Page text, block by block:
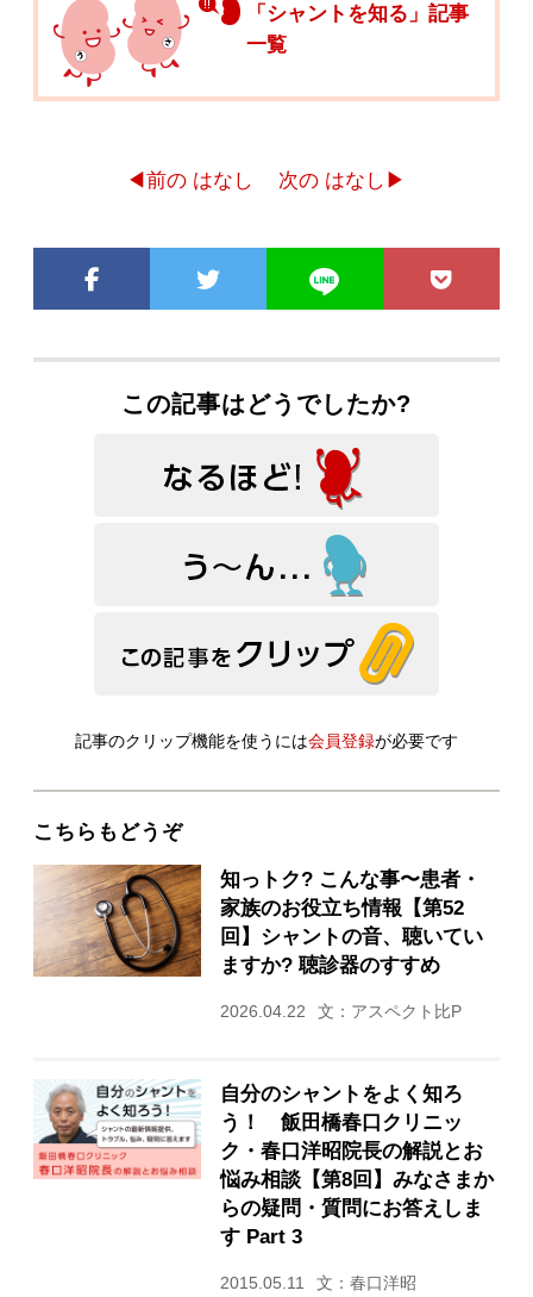
「シャントを知る」記事
一覧
◀前の はなし 次の はなし▶
この記事はどうでしたか?
記事のクリップ機能を使うには会員登録が必要です
こちらもどうぞ
知っトク? こんな事〜患者・
家族のお役立ち情報【第52
回】シャントの音、聴いてい
ますか? 聴診器のすすめ
2026.04.22 文：アスペクト比P
自分のシャントをよく知ろ
う！ 飯田橋春口クリニッ
ク・春口洋昭院長の解説とお
悩み相談【第8回】みなさまか
らの疑問・質問にお答えしま
す Part 3
2015.05.11 文：春口洋昭